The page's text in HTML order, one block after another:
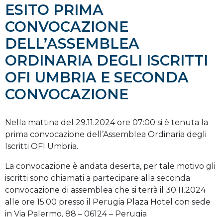
ESITO PRIMA
CONVOCAZIONE
DELL’ASSEMBLEA
ORDINARIA DEGLI ISCRITTI
OFI UMBRIA E SECONDA
CONVOCAZIONE
Nella mattina del 29.11.2024 ore 07:00 si è tenuta la
prima convocazione dell’Assemblea Ordinaria degli
Iscritti OFI Umbria.
La convocazione è andata deserta, per tale motivo gli
iscritti sono chiamati a partecipare alla seconda
convocazione di assemblea che si terrà il 30.11.2024
alle ore 15:00 presso il Perugia Plaza Hotel con sede
in Via Palermo, 88 – 06124 – Perugia